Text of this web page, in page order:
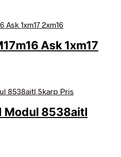
Ask 1xm17
Modul 8538aitl